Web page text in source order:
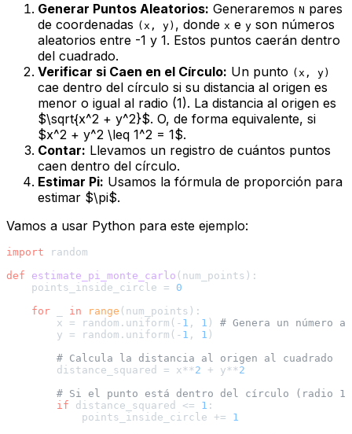
Generar Puntos Aleatorios: Generaremos N pares
de coordenadas (x, y) , donde x e y son números
aleatorios entre -1 y 1. Estos puntos caerán dentro
del cuadrado.
Verificar si Caen en el Círculo: Un punto (x, y)
cae dentro del círculo si su distancia al origen es
menor o igual al radio (1). La distancia al origen es
$\sqrt{x^2 + y^2}$. O, de forma equivalente, si
$x^2 + y^2 \leq 1^2 = 1$.
Contar: Llevamos un registro de cuántos puntos
caen dentro del círculo.
Estimar Pi: Usamos la fórmula de proporción para
estimar $\pi$.
Vamos a usar Python para este ejemplo:
import random
def
estimate_pi_monte_carlo ( num_points ):
    points_inside_circle =
0
for
in range (num_points):
        x = random.uniform(-
1 , 1 ) # Genera un
        y = random.uniform(-
1 , 1 )
# Calcula la distancia al origen al cuadrado
        distance_squared = x**
2 + y**2
# Si el punto está dentro del círculo (radio 1)
if distance_squared <= 1 :
            points_inside_circle +=
1